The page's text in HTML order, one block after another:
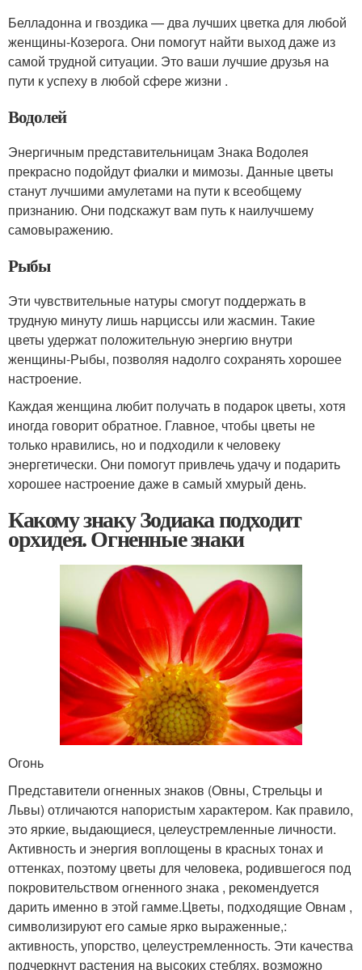
Белладонна и гвоздика — два лучших цветка для любой
женщины-Козерога. Они помогут найти выход даже из
самой трудной ситуации. Это ваши лучшие друзья на
пути к успеху в любой сфере жизни .
Водолей
Энергичным представительницам Знака Водолея
прекрасно подойдут фиалки и мимозы. Данные цветы
станут лучшими амулетами на пути к всеобщему
признанию. Они подскажут вам путь к наилучшему
самовыражению.
Рыбы
Эти чувствительные натуры смогут поддержать в
трудную минуту лишь нарциссы или жасмин. Такие
цветы удержат положительную энергию внутри
женщины-Рыбы, позволяя надолго сохранять хорошее
настроение.
Каждая женщина любит получать в подарок цветы, хотя
иногда говорит обратное. Главное, чтобы цветы не
только нравились, но и подходили к человеку
энергетически. Они помогут привлечь удачу и подарить
хорошее настроение даже в самый хмурый день.
Какому знаку Зодиака подходит
орхидея. Огненные знаки
Огонь
Представители огненных знаков (Овны, Стрельцы и
Львы) отличаются напористым характером. Как правило,
это яркие, выдающиеся, целеустремленные личности.
Активность и энергия воплощены в красных тонах и
оттенках, поэтому цветы для человека, родившегося под
покровительством огненного знака , рекомендуется
дарить именно в этой гамме.Цветы, подходящие Овнам ,
символизируют его самые ярко выраженные,:
активность, упорство, целеустремленность. Эти качества
подчеркнут растения на высоких стеблях, возможно